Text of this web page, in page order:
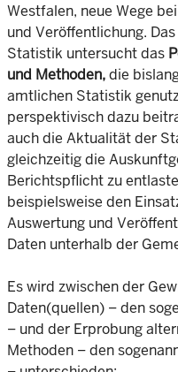
Westfalen, neue Wege
und Veröffentlichung.
Statistik untersucht das
und Methoden,die
amtlichen Statistik
perspektivisch dazu
auch die Aktualität der
gleichzeitig die
Berichtspflicht zu
beispielsweise den
Auswertung und
Daten unterhalb der
Es wird zwischen der
Daten(quellen) – den
– und der Erprobung
Methoden – den